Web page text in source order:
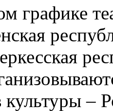
графике
культуры –